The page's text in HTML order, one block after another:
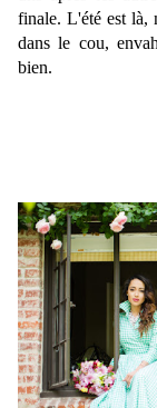
finale. L'été est là,
dans le cou,
bien.